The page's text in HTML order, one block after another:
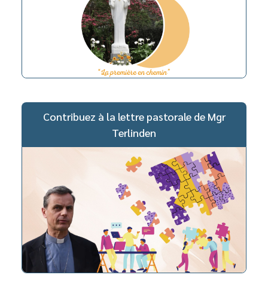
Contribuez à la lettre pastorale de Mgr
Terlinden